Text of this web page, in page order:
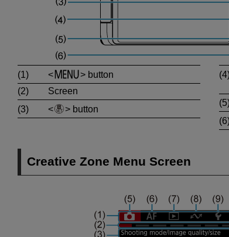
(1)
button
(2)
Screen
(3)
button
Creative Zone Menu Screen